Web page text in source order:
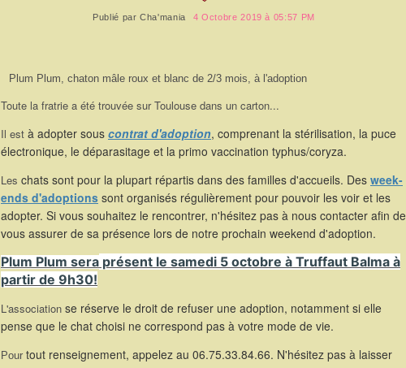
Publié parCha'mania 4 Octobre 2019 à 05:57 PM
Plum Plum, chaton mâle roux et blanc de 2/3 mois, à l'adoption
Toute la fratrie a été trouvée sur Toulouse dans un carton...
Il est à adopter sous contrat d'adoption, comprenant la stérilisation, la puce
électronique, le déparasitage et la primo vaccination typhus/coryza.
Les chats sont pour la plupart répartis dans des familles d'accueils. Des week-
ends d'adoptions sont organisés régulièrement pour pouvoir les voir et les
adopter. Si vous souhaitez le rencontrer, n'hésitez pas à nous contacter afin de
vous assurer de sa présence lors de notre prochain weekend d'adoption.
Plum Plum sera présent le samedi 5 octobre à Truffaut Balma à
partir de 9h30!
L'association se réserve le droit de refuser une adoption, notamment si elle
pense que le chat choisi ne correspond pas à votre mode de vie.
Pour tout renseignement, appelez au 06.75.33.84.66. N'hésitez pas à laisser